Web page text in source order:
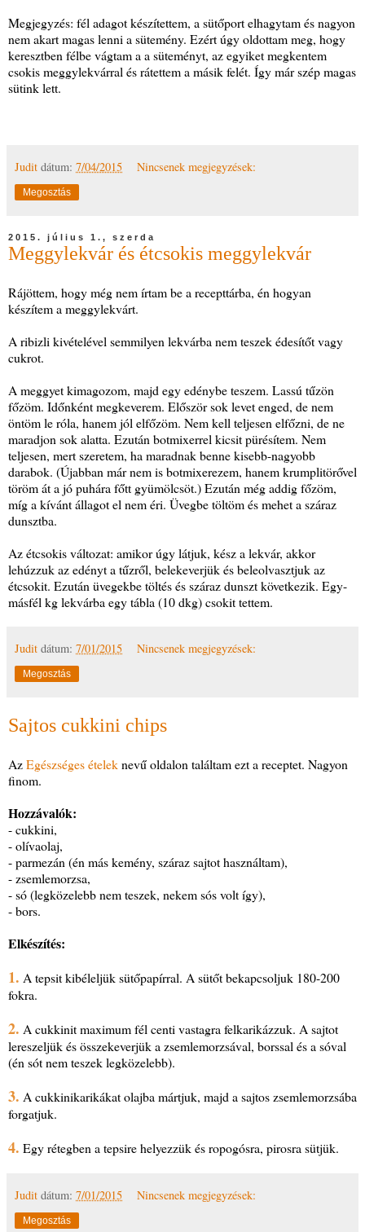
Megjegyzés: fél adagot készítettem, a sütőport elhagytam és nagyon
nem akart magas lenni a sütemény. Ezért úgy oldottam meg, hogy
keresztben félbe vágtam a a süteményt, az egyiket megkentem
csokis meggylekvárral és rátettem a másik felét. Így már szép magas
sütink lett.
Judit dátum: 7/04/2015 Nincsenek megjegyzések:
Megosztás
2015. július 1., szerda
Meggylekvár és étcsokis meggylekvár
Rájöttem, hogy még nem írtam be a recepttárba, én hogyan
készítem a meggylekvárt.
A ribizli kivételével semmilyen lekvárba nem teszek édesítőt vagy
cukrot.
A meggyet kimagozom, majd egy edénybe teszem. Lassú tűzön
főzöm. Időnként megkeverem. Először sok levet enged, de nem
öntöm le róla, hanem jól elfőzöm. Nem kell teljesen elfőzni, de ne
maradjon sok alatta. Ezután botmixerrel kicsit pürésítem. Nem
teljesen, mert szeretem, ha maradnak benne kisebb-nagyobb
darabok. (Újabban már nem is botmixerezem, hanem krumplitörővel
töröm át a jó puhára főtt gyümölcsöt.) Ezután még addig főzöm,
míg a kívánt állagot el nem éri. Üvegbe töltöm és mehet a száraz
dunsztba.
Az étcsokis változat: amikor úgy látjuk, kész a lekvár, akkor
lehúzzuk az edényt a tűzről, belekeverjük és beleolvasztjuk az
étcsokit. Ezután üvegekbe töltés és száraz dunszt következik. Egy-
másfél kg lekvárba egy tábla (10 dkg) csokit tettem.
Judit dátum: 7/01/2015 Nincsenek megjegyzések:
Megosztás
Sajtos cukkini chips
AzEgészséges ételeknevű oldalon találtam ezt a receptet. Nagyon
finom.
Hozzávalók:
- cukkini,
- olívaolaj,
- parmezán (én más kemény, száraz sajtot használtam),
- zsemlemorzsa,
- só (legközelebb nem teszek, nekem sós volt így),
- bors.
Elkészítés:
1. A tepsit kibéleljük sütőpapírral. A sütőt bekapcsoljuk 180-200
fokra.
2. A cukkinit maximum fél centi vastagra felkarikázzuk. A sajtot
lereszeljük és összekeverjük a zsemlemorzsával, borssal és a sóval
(én sót nem teszek legközelebb).
3. A cukkinikarikákat olajba mártjuk, majd a sajtos zsemlemorzsába
forgatjuk.
4. Egy rétegben a tepsire helyezzük és ropogósra, pirosra sütjük.
Judit dátum: 7/01/2015 Nincsenek megjegyzések:
Megosztás